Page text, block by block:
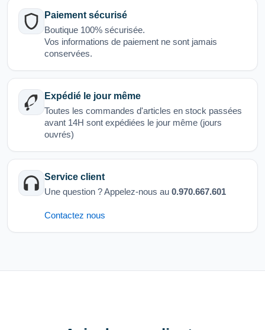
Paiement sécurisé
Boutique 100% sécurisée.
Vos informations de paiement ne sont jamais
conservées.
Expédié le jour même
Toutes les commandes d'articles en stock passées
avant 14H sont expédiées le jour même (jours
ouvrés)
Service client
Une question ? Appelez-nous au 0.970.667.601
Contactez nous